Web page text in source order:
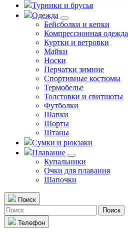
Турники и брусья
Одежда
Бейсболки и кепки
Компрессионная одежда
Куртки и ветровки
Майки
Носки
Перчатки зимние
Спортивные костюмы
Термобелье
Толстовки и свитшоты
Футболки
Шапки
Шорты
Штаны
Сумки и рюкзаки
Плавание
Купальники
Очки для плавания
Шапочки
Поиск
Поиск
Телефон